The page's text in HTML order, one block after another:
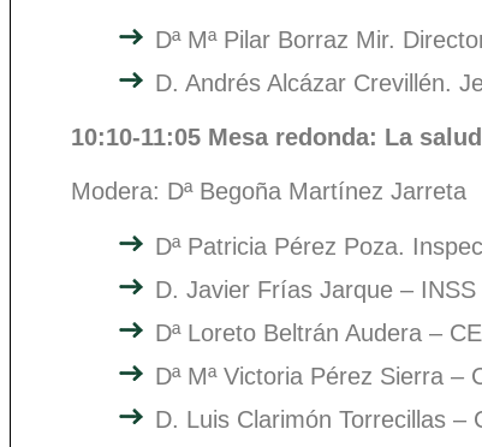
Dª Mª Pilar Borraz Mir.
D. Andrés Alcázar Crevillén.
10:10-11:05 Mesa redonda: La
Modera: Dª Begoña Martínez Jarreta
Dª Patricia Pérez Poza.
D. Javier Frías Jarque – INSS
Dª Loreto Beltrán Audera –
Dª Mª Victoria Pérez Sierra –
D. Luis Clarimón Torrecillas –